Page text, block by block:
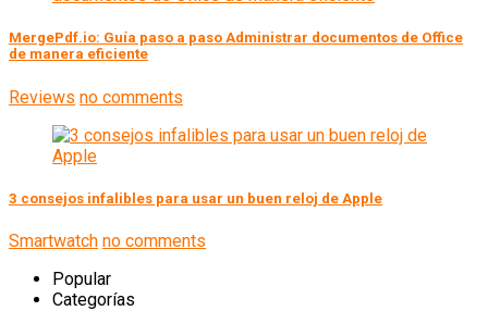
MergePdf.io: Guía paso a paso Administrar documentos de Office
de manera eficiente
Reviews no comments
3 consejos infalibles para usar un buen reloj de Apple
Smartwatch no comments
Popular
Categorías